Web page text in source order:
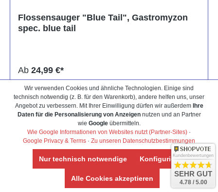
Flossensauger "Blue Tail", Gastromyzon
spec. blue tail
Ab 24,99 €*
Kaufen
Sonderangebote
Wir verwenden Cookies und ähnliche Technologien. Einige sind
technisch notwendig (z. B. für den Warenkorb), andere helfen uns, unser
Angebot zu verbessern. Mit Ihrer Einwilligung dürfen wir außerdem Ihre
Daten für die Personalisierung von Anzeigennutzen und an Partner
wie Googleübermitteln.
Wie Google Informationen von Websites nutzt (Partner-Sites) ·
Google Privacy & Terms · Zu unseren Datenschutzbestimmungen
Nur technisch notwendige Konfigurieren
Alle Cookies akzeptieren
Kundenbewertungen
SEHR GUT
4.78 / 5.00